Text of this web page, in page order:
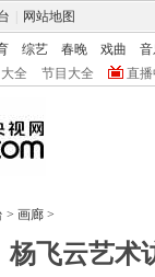
网站地图
综艺 春晚 戏曲
全 节目大全 直播
> 画廊 >
杨飞云艺术